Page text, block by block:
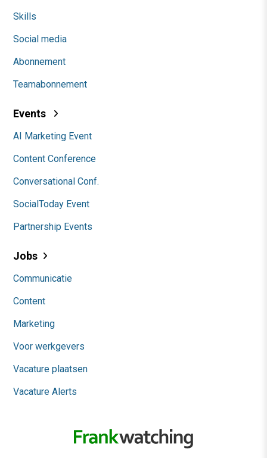
Skills
Social media
Abonnement
Teamabonnement
Events
AI Marketing Event
Content Conference
Conversational Conf.
SocialToday Event
Partnership Events
Jobs
Communicatie
Content
Marketing
Voor werkgevers
Vacature plaatsen
Vacature Alerts